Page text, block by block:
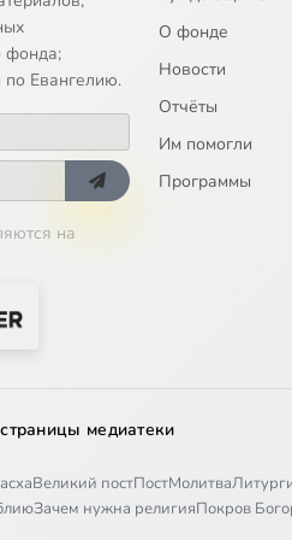
Non ita reducem
Iam pergo, postes claudo
Summe Astrorum Creator
In somno profundo
Impii, indigni Tiranii
Armatae face, et anguibus
Quam insolita luce
фонда;
Евангелию.
на
О фонде
Новости
Отчёты
Им помогли
Программы
медиатеки
Великий постПостМолитва
Зачем нужна религияПокров